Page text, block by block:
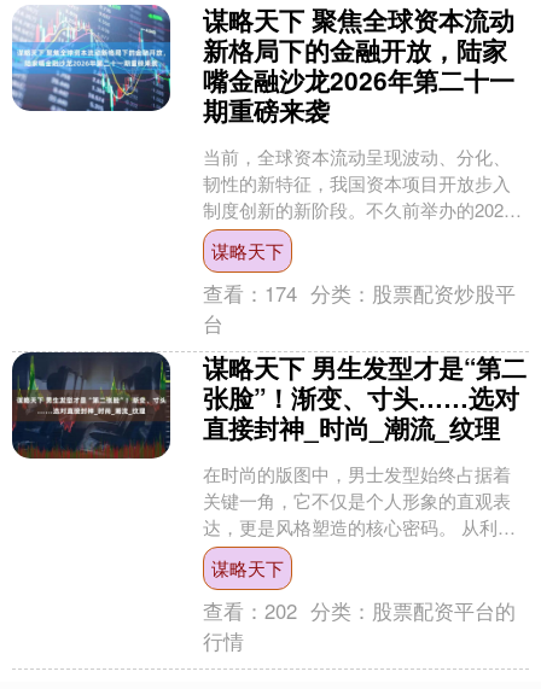
谋略天下 聚焦全球资本流动
新格局下的金融开放，陆家
嘴金融沙龙2026年第二十一
期重磅来袭
当前，全球资本流动呈现波动、分化、
韧性的新特征，我国资本项目开放步入
制度创新的新阶段。不久前举办的2026
陆家嘴论坛明确推出离岸人民币外汇试
点、境外央行回购工具....
谋略天下
查看： 174 分类： 股票配资炒股平
台
谋略天下 男生发型才是“第二
张脸”！渐变、寸头……选对
直接封神_时尚_潮流_纹理
在时尚的版图中，男士发型始终占据着
关键一角，它不仅是个人形象的直观表
达，更是风格塑造的核心密码。 从利落
寸头到层次渐变，每一款发型都能解锁
独特气质，接下来，就让....
谋略天下
查看：202 分类： 股票配资平台的
行情